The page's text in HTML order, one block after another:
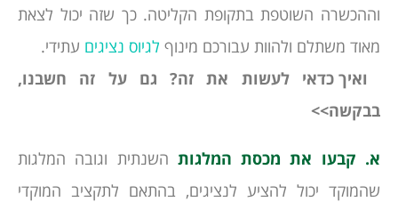
וההכשרה השוטפת בתקופת הקליטה. כך שזה יכול לצאת
מאוד משתלם ולהוות עבורכם מינוף לגיוס נציגים עתידי.
ואיך כדאי לעשות את זה? גם על זה חשבנו,
בבקשה>>
א. קבעו את מכסת המלגות השנתית וגובה המלגות
שהמוקד יכול להציע לנציגים, בהתאם לתקציב המוקדי